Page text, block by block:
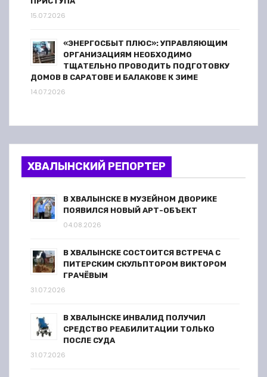
15.07.2026
«ЭНЕРГОСБЫТ ПЛЮС»: УПРАВЛЯЮЩИМ
ОРГАНИЗАЦИЯМ НЕОБХОДИМО
ТЩАТЕЛЬНО ПРОВОДИТЬ ПОДГОТОВКУ
ДОМОВ В САРАТОВЕ И БАЛАКОВЕ К ЗИМЕ
14.07.2026
ХВАЛЫНСКИЙ РЕПОРТЕР
В ХВАЛЫНСКЕ В МУЗЕЙНОМ ДВОРИКЕ
ПОЯВИЛСЯ НОВЫЙ АРТ-ОБЪЕКТ
04.08.2026
В ХВАЛЫНСКЕ СОСТОИТСЯ ВСТРЕЧА С
ПИТЕРСКИМ СКУЛЬПТОРОМ ВИКТОРОМ
ГРАЧЁВЫМ
31.07.2026
В ХВАЛЫНСКЕ ИНВАЛИД ПОЛУЧИЛ
СРЕДСТВО РЕАБИЛИТАЦИИ ТОЛЬКО
ПОСЛЕ СУДА
31.07.2026